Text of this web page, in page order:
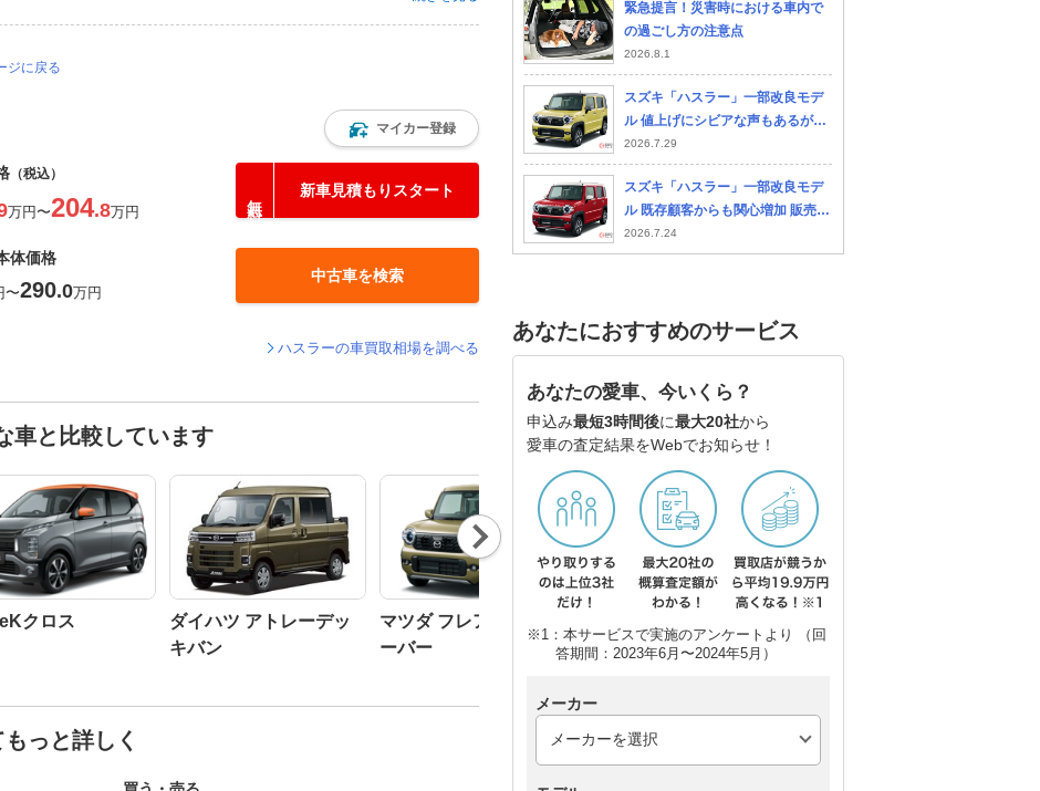
ジに戻る
マイカー登録
（税込）
万円〜204.8万円
新車見積もりスタート
体価格
〜290.0万円
中古車を検索
ハスラーの車買取相場を調べる
車と比較しています
クロス
ダイハツ アトレーデッ
キバン
マツダ フレアクロスオ
ーバー
Nex
t
っと詳しく
緊急提言！災害時における車内で
の過ごし方の注意点
2026.8.1
スズキ「ハスラー」一部改良モデ
ル 値上げにシビアな声もあるが概
ね好評 販売店での現状は？
2026.7.29
スズキ「ハスラー」一部改良モデ
ル 既存顧客からも関心増加 販売店
に最新情報を聞いた
2026.7.24
あなたにおすすめのサービス
あなたの愛車、今いくら？
申込み最短3時間後に最大20社から
愛車の査定結果をWebでお知らせ！
※1：本サービスで実施のアンケートより （回
答期間：2023年6月〜2024年5月）
メーカー